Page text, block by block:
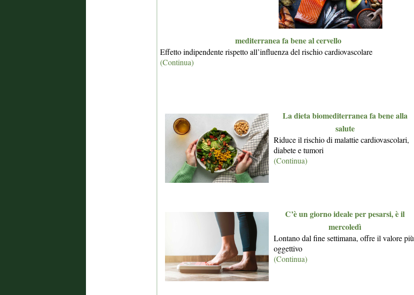
mediterranea fa bene al cervello
Effetto indipendente rispetto all’influenza del rischio cardiovascolare
(Continua)
La dieta biomediterranea fa bene alla
salute
Riduce il rischio di malattie cardiovascolari,
diabete e tumori
(Continua)
C’è un giorno ideale per pesarsi, è il
mercoledì
Lontano dal fine settimana, offre il valore più
oggettivo
(Continua)